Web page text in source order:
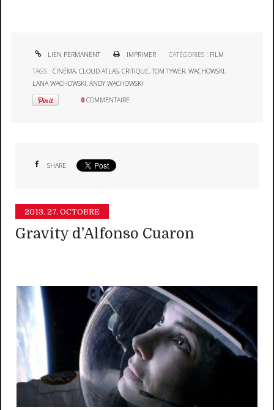
LIEN PERMANENT IMPRIMER CATÉGORIES : FILM
TAGS :CINÉMA,CLOUD ATLAS,CRITIQUE,TOM TYWER,WACHOWSKI,
LANA WACHOWSKI,ANDY WACHOWSKI
0 COMMENTAIRE
SHARE
2013. 27. OCTOBRE
Gravity d’Alfonso Cuaron